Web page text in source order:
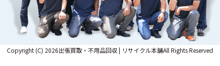
Copyright (C) 2026出張買取・不用品回収 | リサイクル本舗All Rights Reserved